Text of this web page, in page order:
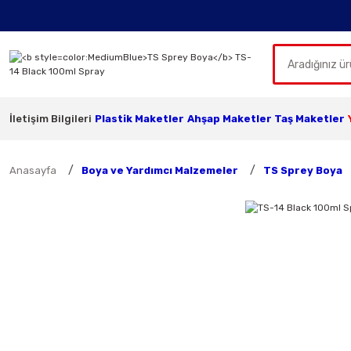
İletişim Bilgileri Plastik Maketler Ahşap Maketler Taş Maketler
Anasayfa Boya ve Yardımcı Malzemeler TS Sprey Boya